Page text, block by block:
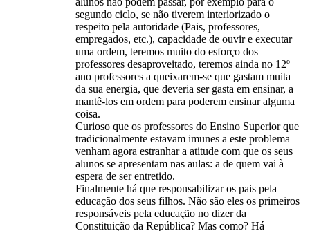
segundo ciclo, se não tiverem interiorizado o
respeito pela autoridade (Pais, professores,
empregados, etc.), capacidade de ouvir e executar
uma ordem, teremos muito do esforço dos
professores desaproveitado, teremos ainda no 12º
ano professores a queixarem-se que gastam muita
da sua energia, que deveria ser gasta em ensinar, a
mantê-los em ordem para poderem ensinar alguma
coisa.
Curioso que os professores do Ensino Superior que
tradicionalmente estavam imunes a este problema
venham agora estranhar a atitude com que os seus
alunos se apresentam nas aulas: a de quem vai à
espera de ser entretido.
Finalmente há que responsabilizar os pais pela
educação dos seus filhos. Não são eles os primeiros
responsáveis pela educação no dizer da
Constituição da República? Mas como? Há